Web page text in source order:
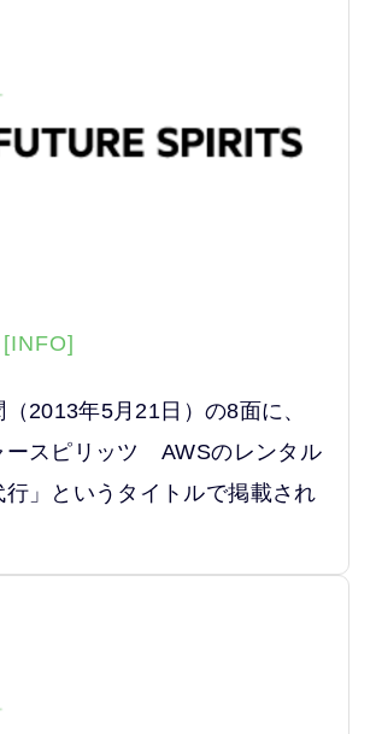
[INFO]
2013年5月21日）の8面に、
ースピリッツ AWSのレンタル
」というタイトルで掲載され